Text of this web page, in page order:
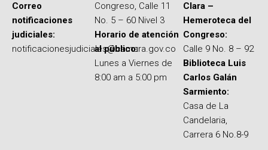
Correo
notificaciones
judiciales:
notificacionesjudiciales@camara.gov.co
Congreso, Calle 11
No. 5 – 60 Nivel 3
Horario de atención
al público:
Lunes a Viernes de
8:00 am a 5:00 pm
Clara –
Hemeroteca del
Congreso:
Calle 9 No. 8 – 92
Biblioteca Luis
Carlos Galán
Sarmiento:
Casa de La
Candelaria,
Carrera 6 No.8-9